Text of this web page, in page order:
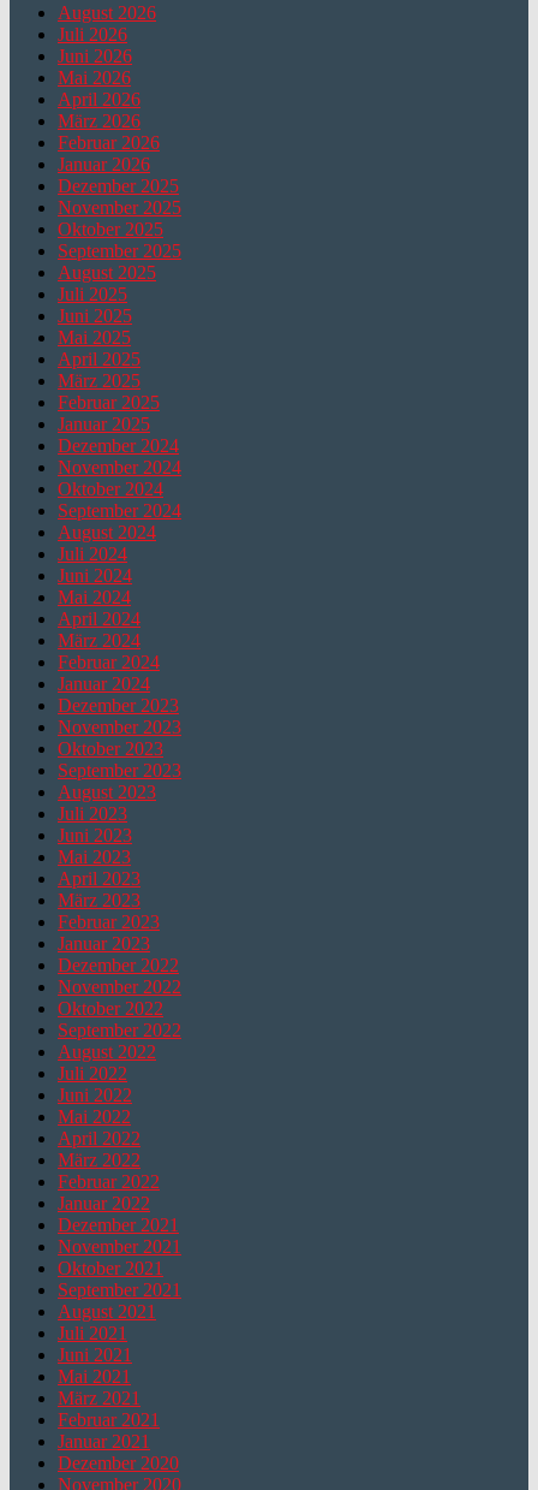
August 2026
Juli 2026
Juni 2026
Mai 2026
April 2026
März 2026
Februar 2026
Januar 2026
Dezember 2025
November 2025
Oktober 2025
September 2025
August 2025
Juli 2025
Juni 2025
Mai 2025
April 2025
März 2025
Februar 2025
Januar 2025
Dezember 2024
November 2024
Oktober 2024
September 2024
August 2024
Juli 2024
Juni 2024
Mai 2024
April 2024
März 2024
Februar 2024
Januar 2024
Dezember 2023
November 2023
Oktober 2023
September 2023
August 2023
Juli 2023
Juni 2023
Mai 2023
April 2023
März 2023
Februar 2023
Januar 2023
Dezember 2022
November 2022
Oktober 2022
September 2022
August 2022
Juli 2022
Juni 2022
Mai 2022
April 2022
März 2022
Februar 2022
Januar 2022
Dezember 2021
November 2021
Oktober 2021
September 2021
August 2021
Juli 2021
Juni 2021
Mai 2021
März 2021
Februar 2021
Januar 2021
Dezember 2020
November 2020